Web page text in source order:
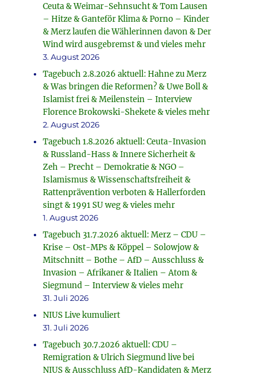
Ceuta & Weimar-Sehnsucht & Tom Lausen
– Hitze & Ganteför Klima & Porno – Kinder
& Merz laufen die Wählerinnen davon & Der
Wind wird ausgebremst & und vieles mehr
3. August 2026
Tagebuch 2.8.2026 aktuell: Hahne zu Merz
& Was bringen die Reformen? & Uwe Boll &
Islamist frei & Meilenstein – Interview
Florence Brokowski-Shekete & vieles mehr
2. August 2026
Tagebuch 1.8.2026 aktuell: Ceuta-Invasion
& Russland-Hass & Innere Sicherheit &
Zeh – Precht – Demokratie & NGO –
Islamismus & Wissenschaftsfreiheit &
Rattenprävention verboten & Hallerforden
singt & 1991 SU weg & vieles mehr
1. August 2026
Tagebuch 31.7.2026 aktuell: Merz – CDU –
Krise – Ost-MPs & Köppel – Solowjow &
Mitschnitt – Bothe – AfD – Ausschluss &
Invasion – Afrikaner & Italien – Atom &
Siegmund – Interview & vieles mehr
31. Juli 2026
NIUS Live kumuliert
31. Juli 2026
Tagebuch 30.7.2026 aktuell: CDU –
Remigration & Ulrich Siegmund live bei
NIUS & Ausschluss AfD-Kandidaten & Merz